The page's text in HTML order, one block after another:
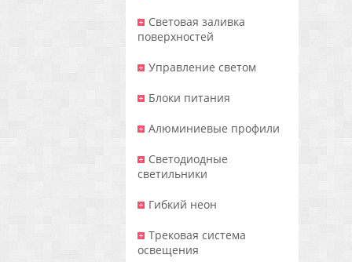
Световая заливка
поверхностей
Управление светом
Блоки питания
Алюминиевые профили
Светодиодные
светильники
Гибкий неон
Трековая система
освещения